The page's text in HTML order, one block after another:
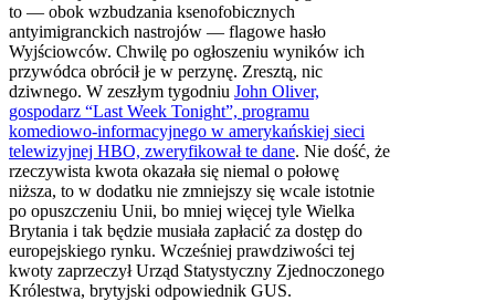
to — obok wzbudzania ksenofobicznych
antyimigranckich nastrojów — flagowe hasło
Wyjściowców. Chwilę po ogłoszeniu wyników ich
przywódca obrócił je w perzynę. Zresztą, nic
dziwnego. W zeszłym tygodniu John Oliver,
gospodarz “Last Week Tonight”, programu
komediowo-informacyjnego w amerykańskiej sieci
telewizyjnej HBO, zweryfikował te dane. Nie dość, że
rzeczywista kwota okazała się niemal o połowę
niższa, to w dodatku nie zmniejszy się wcale istotnie
po opuszczeniu Unii, bo mniej więcej tyle Wielka
Brytania i tak będzie musiała zapłacić za dostęp do
europejskiego rynku. Wcześniej prawdziwości tej
kwoty zaprzeczył Urząd Statystyczny Zjednoczonego
Królestwa, brytyjski odpowiednik GUS.